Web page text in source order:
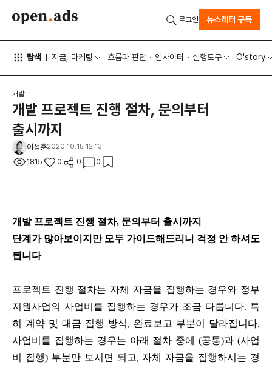
탐색 지금, 마케팅 흐름과 판단 인사이터 실행도구 O'story
로그인 뉴스레터 구독
개발
개발 프로젝트 진행 절차, 문의부터
출시까지
이성훈2020.10.15 12:13
1815 0 0 0
개발 프로젝트 진행 절차, 문의부터 출시까지
단계가 많아보이지만 모두 가이드해드리니 걱정 안 하셔도
됩니다
프로젝트 진행 절차는 자체 자금을 집행하는 경우와 정부
지원사업의 사업비를 집행하는 경우가 조금 다릅니다. 특
히 계약 및 대금 집행 방식, 완료보고 부분이 달라집니다.
사업비를 집행하는 경우는 아래 절차 중에 (공통)과 (사업
비 집행) 부분만 보시면 되고, 자체 자금을 집행하시는 경